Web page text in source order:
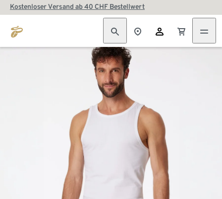
Kostenloser Versand ab 40 CHF Bestellwert